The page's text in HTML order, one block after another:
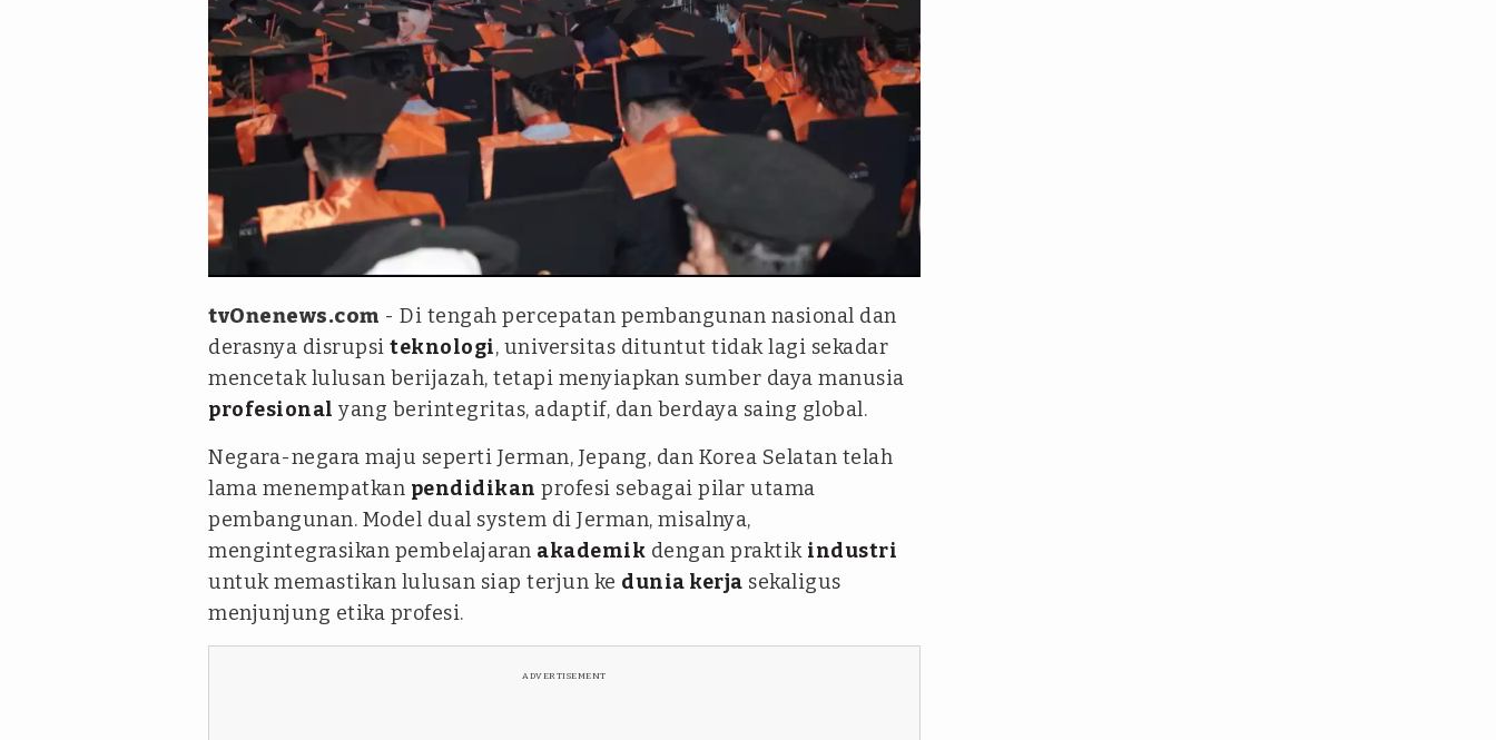
tvOnenews.com - Di tengah percepatan pembangunan nasional dan
derasnya disrupsi teknologi, universitas dituntut tidak lagi sekadar
mencetak lulusan berijazah, tetapi menyiapkan sumber daya manusia
profesional yang berintegritas, adaptif, dan berdaya saing global.
Negara-negara maju seperti Jerman, Jepang, dan Korea Selatan telah
lama menempatkan pendidikan profesi sebagai pilar utama
pembangunan. Model dual system di Jerman, misalnya,
mengintegrasikan pembelajaran akademik dengan praktik industri
untuk memastikan lulusan siap terjun ke dunia kerja sekaligus
menjunjung etika profesi.
ADVERTISEMENT